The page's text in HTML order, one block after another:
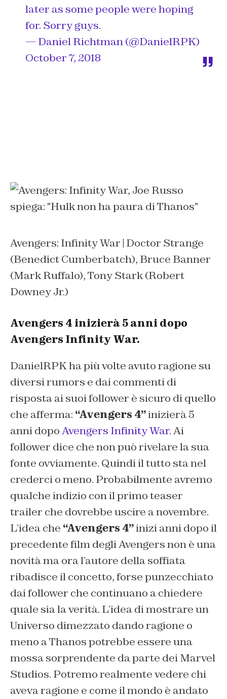
later as some people were hoping
for. Sorry guys.
— Daniel Richtman (@DanielRPK)
October 7, 2018
Avengers: Infinity War | Doctor Strange
(Benedict Cumberbatch), Bruce Banner
(Mark Ruffalo), Tony Stark (Robert
Downey Jr.)
Avengers 4 inizierà 5 anni dopo
Avengers Infinity War.
DanielRPK ha più volte avuto ragione su
diversi rumors e dai commenti di
risposta ai suoi follower è sicuro di quello
che afferma: “Avengers 4”inizierà 5
anni dopoAvengers Infinity War. Ai
follower dice che non può rivelare la sua
fonte ovviamente. Quindi il tutto sta nel
crederci o meno. Probabilmente avremo
qualche indizio con il primo teaser
trailer che dovrebbe uscire a novembre.
L’idea che “Avengers 4”inizi anni dopo il
precedente film degli Avengers non è una
novità ma ora l’autore della soffiata
ribadisce il concetto, forse punzecchiato
dai follower che continuano a chiedere
quale sia la verità. L’idea di mostrare un
Universo dimezzato dando ragione o
meno a Thanos potrebbe essere una
mossa sorprendente da parte dei Marvel
Studios. Potremo realmente vedere chi
aveva ragione e come il mondo è andato